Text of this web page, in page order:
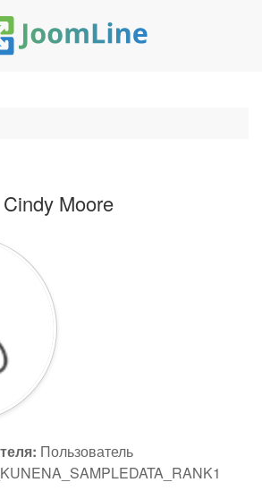
Moore
Пользователь